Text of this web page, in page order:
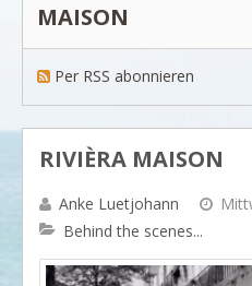
Artwood
SHOP
BLOG
Legendäre Strandbars
Dinner with friends
I love my dog!
MAISON
Per RSS abonnieren
RIVIÈRA MAISON
Anke Luetjohann
Behind the scenes...